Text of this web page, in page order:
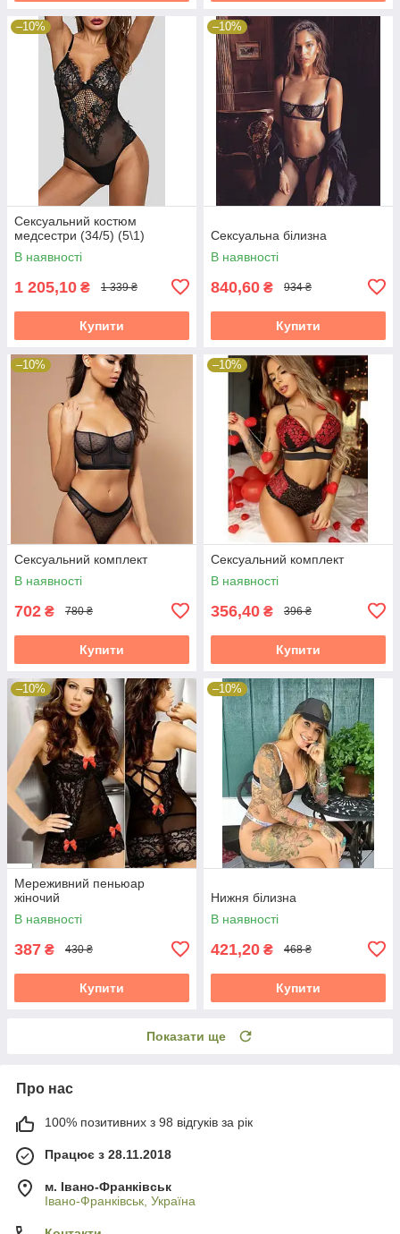
–10%
Сексуальний костюм
медсестри (34/5) (5\1)
В наявності
1 205,10 ₴ 1 339 ₴
Купити
–10%
Сексуальна білизна
В наявності
840,60 ₴ 934 ₴
Купити
–10%
Сексуальний комплект
В наявності
702 ₴ 780 ₴
Купити
–10%
Сексуальний комплект
В наявності
356,40 ₴ 396 ₴
Купити
–10%
Мереживний пеньюар
жіночий
В наявності
387 ₴ 430 ₴
Купити
–10%
Нижня білизна
В наявності
421,20 ₴ 468 ₴
Купити
Показати ще
Про нас
100% позитивних з 98 відгуків за рік
Працює з 28.11.2018
м. Івано-Франківськ
Івано-Франківськ, Україна